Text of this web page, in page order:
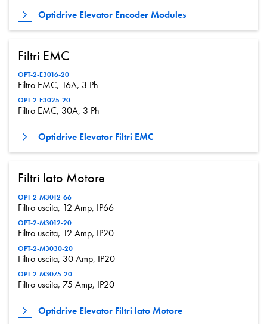
Optidrive Elevator Encoder Modules
Filtri EMC
OPT-2-E3016-20
Filtro EMC, 16A, 3 Ph
OPT-2-E3025-20
Filtro EMC, 30A, 3 Ph
Optidrive Elevator Filtri EMC
Filtri lato Motore
OPT-2-M3012-66
Filtro uscita, 12 Amp, IP66
OPT-2-M3012-20
Filtro uscita, 12 Amp, IP20
OPT-2-M3030-20
Filtro uscita, 30 Amp, IP20
OPT-2-M3075-20
Filtro uscita, 75 Amp, IP20
Optidrive Elevator Filtri lato Motore